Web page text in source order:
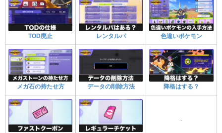
TOD廃止 レンタルパ 色違いポケモン
メガ石の持たせ方 データの削除方法 降格はする？
-